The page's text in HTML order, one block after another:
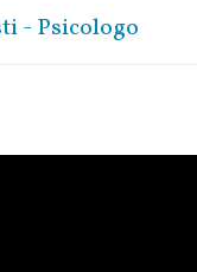
- Psicologo